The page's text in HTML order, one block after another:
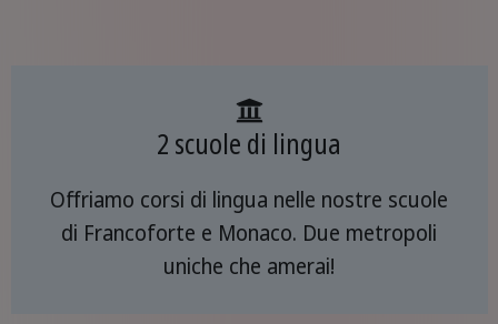
2 scuole di lingua
Offriamo corsi di lingua nelle nostre scuole
di Francoforte e Monaco. Due metropoli
uniche che amerai!